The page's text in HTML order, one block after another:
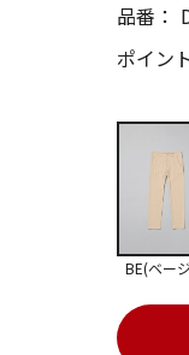
品番：
ポイン
BE(ベー